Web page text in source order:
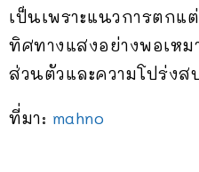
เป็นเพราะแนวการตกแ
ทิศทางแสงอย่างพอเหม
ส่วนตัวและความโปร่ง
ที่มา: mahno